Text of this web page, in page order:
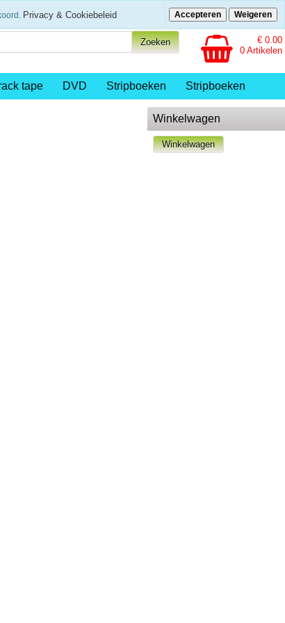
betalen
€ 0.00
0 Artikelen
tape DVD Stripboeken Stripboeken
Winkelwagen
Privacy & Cookiebeleid Accepteren Weigeren